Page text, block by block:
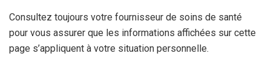
Consultez toujours votre fournisseur de soins de santé
pour vous assurer que les informations affichées sur cette
page s’appliquent à votre situation personnelle.